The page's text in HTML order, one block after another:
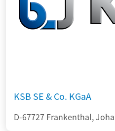
KSB SE & Co. KGaA
D-67727 Frankenthal,